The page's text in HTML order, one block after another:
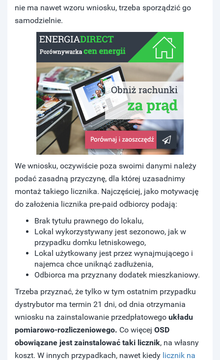
nie ma nawet wzoru wniosku, trzeba sporządzić go
samodzielnie.
We wniosku, oczywiście poza swoimi danymi należy
podać zasadną przyczynę, dla której uzasadnimy
montaż takiego licznika. Najczęściej, jako motywację
do założenia licznika pre-paid odbiorcy podają:
Brak tytułu prawnego do lokalu,
Lokal wykorzystywany jest sezonowo, jak w
przypadku domku letniskowego,
Lokal użytkowany jest przez wynajmującego i
najemca chce uniknąć zadłużenia,
Odbiorca ma przyznany dodatek mieszkaniowy.
Trzeba przyznać, że tylko w tym ostatnim przypadku
dystrybutor ma termin 21 dni, od dnia otrzymania
wniosku na zainstalowanie przedpłatowego układu
pomiarowo-rozliczeniowego. Co więcej OSD
obowiązane jest zainstalować taki licznik, na własny
koszt. W innych przypadkach, nawet kiedy licznik na